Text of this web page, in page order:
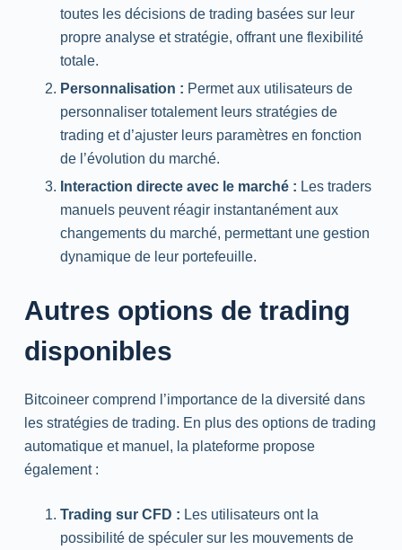
toutes les décisions de trading basées sur leur
propre analyse et stratégie, offrant une flexibilité
totale.
Personnalisation : Permet aux utilisateurs de
personnaliser totalement leurs stratégies de
trading et d’ajuster leurs paramètres en fonction
de l’évolution du marché.
Interaction directe avec le marché : Les traders
manuels peuvent réagir instantanément aux
changements du marché, permettant une gestion
dynamique de leur portefeuille.
Autres options de trading
disponibles
Bitcoineer comprend l’importance de la diversité dans
les stratégies de trading. En plus des options de trading
automatique et manuel, la plateforme propose
également :
Trading sur CFD : Les utilisateurs ont la
possibilité de spéculer sur les mouvements de